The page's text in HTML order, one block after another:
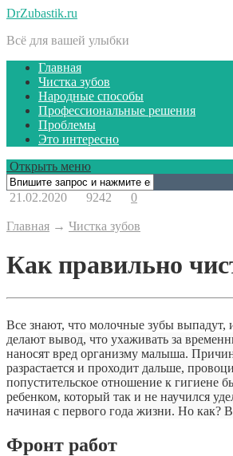
DrZubastik.ru
Всё для вашей улыбки
Главная
Чистка зубов
Народные способы
Профессиональные решения
Проблемы
Это интересно
Открыть меню
21.02.2020 9242 0
Главная → Чистка зубов
Как правильно
Все знают, что молочные зубы выпадут,
делают вывод, что ухаживать за
наносят вред организму малыша.
разрастается и проходит дальше,
попустительское отношение к гигиене
ребенком, который так и не научился
начиная с первого года жизни. Но как?
Фронт работ